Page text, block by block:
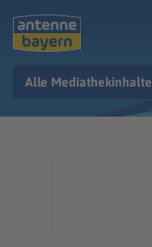
Alle Mediathekinhalte